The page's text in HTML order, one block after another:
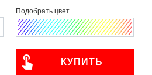
КУПИТЬ